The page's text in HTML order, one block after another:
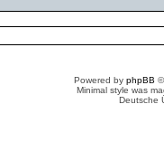
Powered by phpBB
Minimal style was
Deutsche